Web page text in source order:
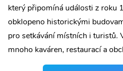
který připomíná události z roku
obklopeno historickými
pro setkávání místních i turistů.
mnoho kaváren, restaurací a